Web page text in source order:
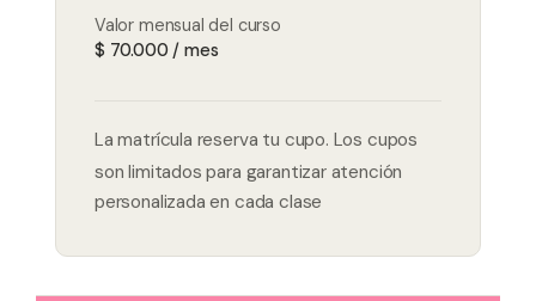
Valor mensual del curso
$ 70.000 / mes
La matrícula reserva tu cupo. Los cupos
son limitados para garantizar atención
personalizada en cada clase